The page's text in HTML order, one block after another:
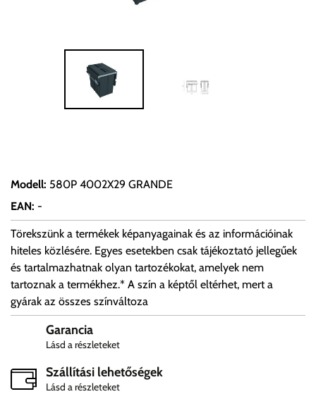
Modell: 580P 4002X29 GRANDE
EAN: -
Törekszünk a termékek képanyagainak és az információinak
hiteles közlésére. Egyes esetekben csak tájékoztató jellegűek
és tartalmazhatnak olyan tartozékokat, amelyek nem
tartoznak a termékhez.* A szín a képtől eltérhet, mert a
gyárak az összes színváltoza
Garancia
Lásd a részleteket
Szállítási lehetőségek
Lásd a részleteket